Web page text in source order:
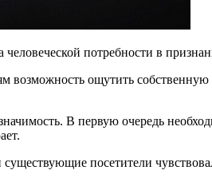
потребности в
ощутить
В первую очередь
посетители